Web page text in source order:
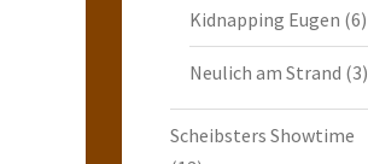
Kidnapping Eugen (6)
Neulich am Strand (3)
Scheibsters Showtime